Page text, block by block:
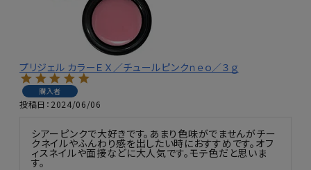
プリジェル カラーＥＸ／チュールピンクｎｅｏ／３ｇ
購入者
投稿日 2024/06/06
シアーピンクで大好きです。あまり色味がでませんがチー
クネイルやふんわり感を出したい時におすすめです。オフ
ィスネイルや面接などに大人気です。モテ色だと思いま
す。